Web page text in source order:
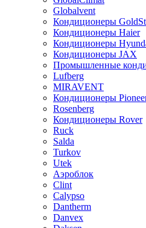
Globalvent
Кондиционеры
Кондиционеры Haier
Кондиционеры
Кондиционеры JAX
Промышленные
Lufberg
MIRAVENT
Кондиционеры
Rosenberg
Кондиционеры Rover
Ruck
Salda
Turkov
Utek
Аэроблок
Clint
Calypso
Dantherm
Danvex